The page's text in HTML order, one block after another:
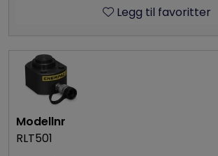
Legg til favoritter
RLT501